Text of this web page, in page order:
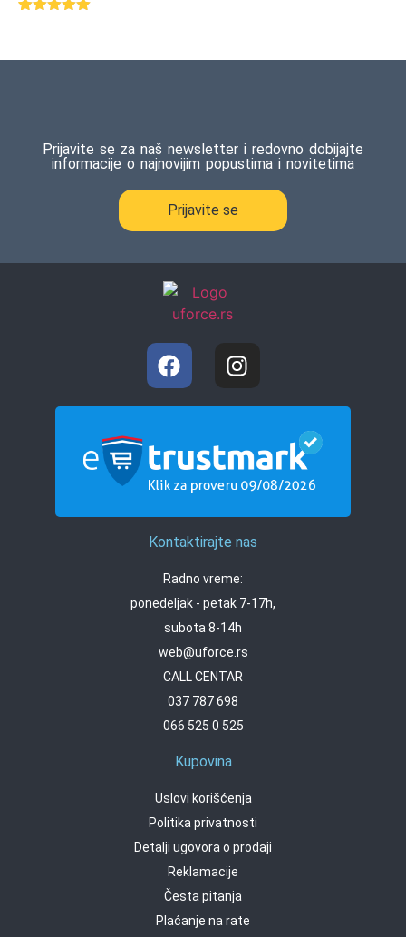
ocene
Prijavite se za naš newsletter i redovno dobijajte
informacije o najnovijim popustima i novitetima
Prijavite se
Kontaktirajte nas
Radno vreme:
ponedeljak - petak 7-17h,
subota 8-14h
web@uforce.rs
CALL CENTAR
037 787 698
066 525 0 525
Kupovina
Uslovi korišćenja
Politika privatnosti
Detalji ugovora o prodaji
Reklamacije
Česta pitanja
Plaćanje na rate